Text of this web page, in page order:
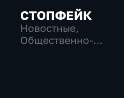
СТОПФЕЙК
Новостные,
Общественно-